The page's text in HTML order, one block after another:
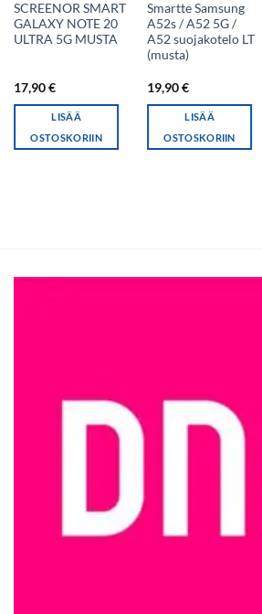
SCREENOR SMART
GALAXY NOTE 20
ULTRA 5G MUSTA
17,90€
LISÄÄ
OSTOSKORIIN
Smartte Samsung
A52s / A52 5G /
A52 suojakotelo LT
(musta)
19,90€
LISÄÄ
OSTOSKORIIN